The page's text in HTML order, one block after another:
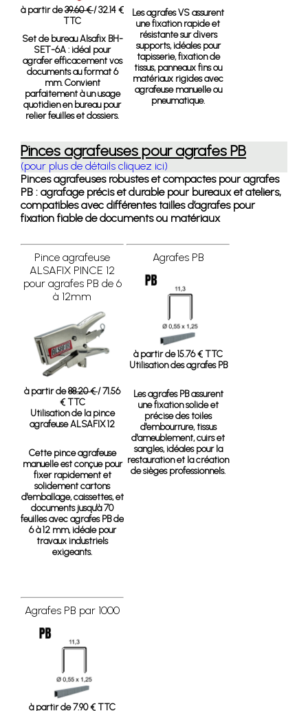
à partir de39.60 €/ 32.14 €
TTC
Set de bureau Alsafix BH-
SET-6A: idéal pour
agrafer efficacement vos
documents au format 6
mm. Convient
parfaitement à un usage
quotidien en bureau pour
relier feuilles et dossiers.
Les agrafes VS assurent
une fixation rapide et
résistante sur divers
supports, idéales pour
tapisserie, fixation de
tissus, panneaux fins ou
matériaux rigides avec
agrafeuse manuelle ou
pneumatique.
Pinces agrafeuses pour agrafes PB
(pour plus de détails cliquez ici)
Pinces agrafeuses robustes et compactes pour agrafes
PB : agrafage précis et durable pour bureaux et ateliers,
compatibles avec différentes tailles d’agrafes pour
fixation fiable de documents ou matériaux
Pince agrafeuse
ALSAFIX PINCE 12
pour agrafes PB de 6
à 12mm
à partir de88.20 €/ 71.56
€ TTC
Utilisation de la pince
agrafeuse ALSAFIX 12
Cette pince agrafeuse
manuelle est conçue pour
fixer rapidement et
solidement cartons
d'emballage, caissettes, et
documents jusqu'à 70
feuilles avec agrafes PB de
6 à 12 mm, idéale pour
travaux industriels
exigeants.
Agrafes PB
à partir de 15.76 € TTC
Utilisation des agrafes PB
Les agrafes PB assurent
une fixation solide et
précise des toiles
d'embourrure, tissus
d'ameublement, cuirs et
sangles, idéales pour la
restauration et la création
de sièges professionnels.
Agrafes PB par 1000
à partir de 7.90 € TTC